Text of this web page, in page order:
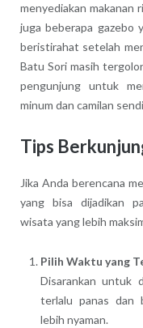
menyediakan makanan
juga beberapa gazebo
beristirahat setelah
Batu Sori masih
pengunjung untuk
minum dan camilan
Tips
Jika Anda berencana
yang bisa dijadikan
wisata yang lebih
Pilih Waktu yang
Disarankan untuk
terlalu panas dan
lebih nyaman.